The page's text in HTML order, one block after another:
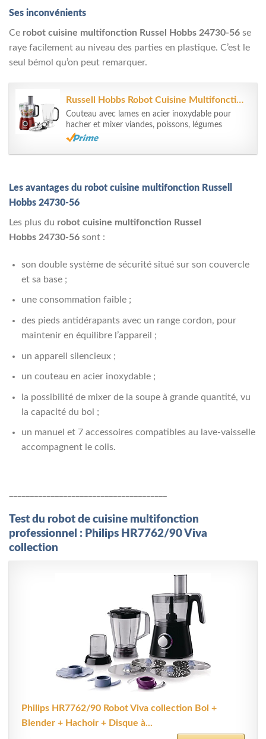
Ses inconvénients
Ce robot cuisine multifonction Russel Hobbs 24730-56 se
raye facilement au niveau des parties en plastique. C’est le
seul bémol qu’on peut remarquer.
Russell Hobbs Robot Cuisine Multifonction, Hâche, Mixe, Tranche, Râpe,...
Couteau avec lames en acier inoxydable pour
hacher et mixer viandes, poissons, légumes
Les avantages du robot cuisine multifonction Russell
Hobbs 24730-56
Les plus du robot cuisine multifonction Russel
Hobbs 24730-56 sont :
son double système de sécurité situé sur son couvercle
et sa base ;
une consommation faible ;
des pieds antidérapants avec un range cordon, pour
maintenir en équilibre l’appareil ;
un appareil silencieux ;
un couteau en acier inoxydable ;
la possibilité de mixer de la soupe à grande quantité, vu
la capacité du bol ;
un manuel et 7 accessoires compatibles au lave-vaisselle
accompagnent le colis.
Test du robot de cuisine multifonction
professionnel : Philips HR7762/90 Viva
collection
Philips HR7762/90 Robot Viva collection Bol +
Blender + Hachoir + Disque à...